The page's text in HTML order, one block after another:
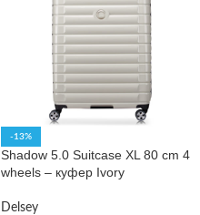
-13%
Shadow 5.0 Suitcase XL 80 cm 4
wheels – куфер Ivory
Delsey